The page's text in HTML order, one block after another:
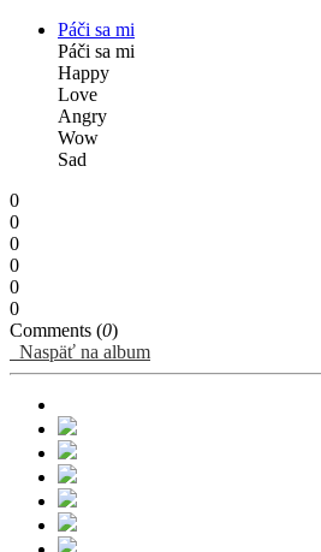
Páči sa mi
Páči sa mi
Happy
Love
Angry
Wow
Sad
0
0
0
0
0
0
Comments (0)
Naspäť na album